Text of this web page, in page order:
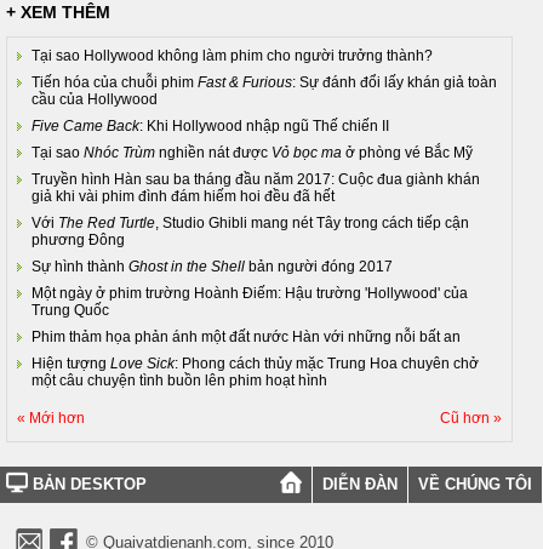
+ XEM THÊM
Tại sao Hollywood không làm phim cho người trưởng thành?
Tiến hóa của chuỗi phim Fast & Furious: Sự đánh đổi lấy khán giả toàn
cầu của Hollywood
Five Came Back: Khi Hollywood nhập ngũ Thế chiến II
Tại sao Nhóc Trùm nghiền nát được Vỏ bọc ma ở phòng vé Bắc Mỹ
Truyền hình Hàn sau ba tháng đầu năm 2017: Cuộc đua giành khán
giả khi vài phim đình đám hiếm hoi đều đã hết
Với The Red Turtle , Studio Ghibli mang nét Tây trong cách tiếp cận
phương Đông
Sự hình thành Ghost in the Shell bản người đóng 2017
Một ngày ở phim trường Hoành Điếm: Hậu trường 'Hollywood' của
Trung Quốc
Phim thảm họa phản ánh một đất nước Hàn với những nỗi bất an
Hiện tượng Love Sick: Phong cách thủy mặc Trung Hoa chuyên chở
một câu chuyện tình buồn lên phim hoạt hình
« Mới hơn Cũ hơn »
BẢN DESKTOP DIỄN ĐÀN VỀ CHÚNG TÔI
© Quaivatdienanh.com, since 2010